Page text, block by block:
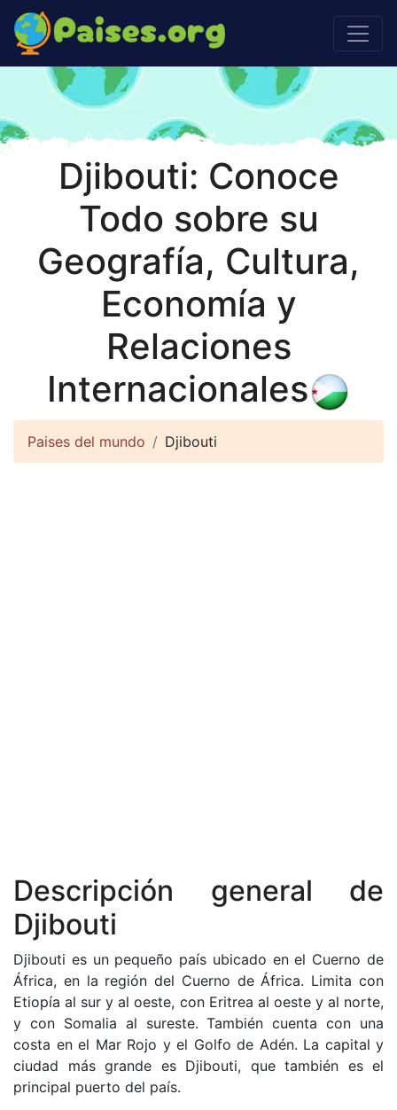
Djibouti: Conoce
Todo sobre su
Geografía, Cultura,
Economía y
Relaciones
Internacionales
Paises del mundo Djibouti
Descripción general de
Djibouti
Djibouti es un pequeño país ubicado en el Cuerno de
África, en la región del Cuerno de África. Limita con
Etiopía al sur y al oeste, con Eritrea al oeste y al norte,
y con Somalia al sureste. También cuenta con una
costa en el Mar Rojo y el Golfo de Adén. La capital y
ciudad más grande es Djibouti, que también es el
principal puerto del país.